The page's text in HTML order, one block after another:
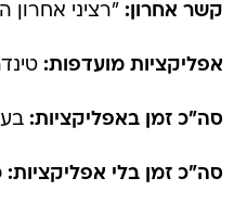
קשר אחרון: "רציני אחרון
אפליקציות מועדפות:
סה"כ זמן באפליקציות:
סה"כ זמן בלי אפליקציות: